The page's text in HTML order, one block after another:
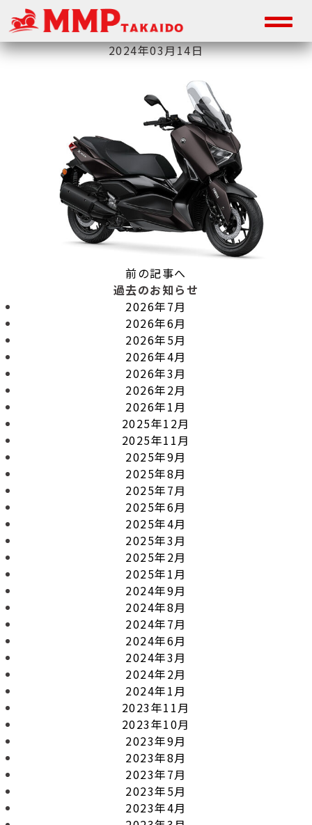
2024年03月14日
前の記事へ
過去のお知らせ
2026年7月
2026年6月
2026年5月
2026年4月
2026年3月
2026年2月
2026年1月
2025年12月
2025年11月
2025年9月
2025年8月
2025年7月
2025年6月
2025年4月
2025年3月
2025年2月
2025年1月
2024年9月
2024年8月
2024年7月
2024年6月
2024年3月
2024年2月
2024年1月
2023年11月
2023年10月
2023年9月
2023年8月
2023年7月
2023年5月
2023年4月